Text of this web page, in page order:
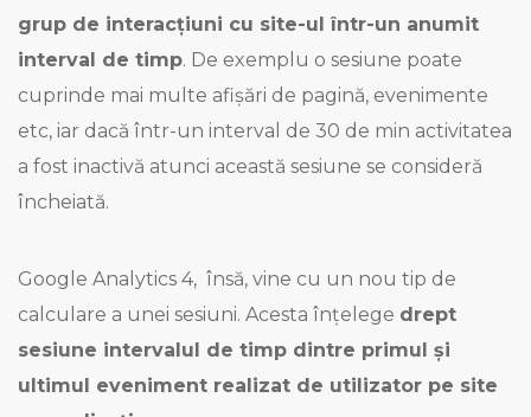
grup de interacțiuni cu site-ul într-un anumit
interval de timp. De exemplu o sesiune poate
cuprinde mai multe afișări de pagină, evenimente
etc, iar dacă într-un interval de 30 de min activitatea
a fost inactivă atunci această sesiune se consideră
încheiată.
Google Analytics 4, însă, vine cu un nou tip de
calculare a unei sesiuni. Acesta înțelege drept
sesiune intervalul de timp dintre primul și
ultimul eveniment realizat de utilizator pe site